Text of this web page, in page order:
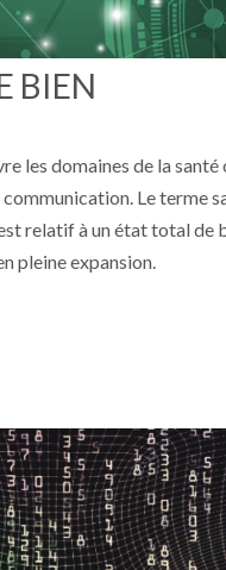
BIEN
les domaines de la
Le terme
relatif à un état total de
pleine expansion.